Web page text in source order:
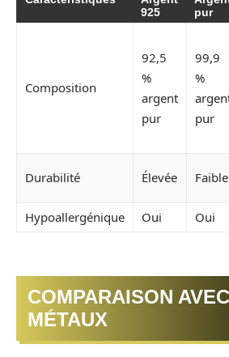
925
pur
Composition
92,5
%
argent
pur
99,9
%
pur
Durabilité Élevée Faible
Hypoallergénique Oui Oui
COMPARAISON
MÉTAUX